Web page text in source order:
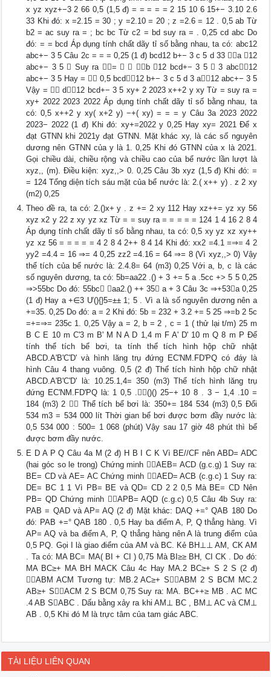
x yz xyz+−3 2 66 0,5 (1,5 đ) = = = = = 2 15 10 6 15+− 3.10 2.6
33 Khi đó: x =2.15 = 30 ; y =2.10 = 20 ; z =2.6 = 12 . 0,5 ab Từ
b2 = ac suy ra = ; bc bc Từ c2 = bd suy ra = . 0,25 cd abc Do
đó: = = bcd Áp dụng tính chất dãy tỉ số bằng nhau, ta có: abc12
abc+− 3 5 Câu 2c = = = 0,25 (1 đ) bcd12 b+− 3 c 5 d 33 a 12
abc+− 3 5  Suy ra =   b 12 bcd+− 3 5  3 abc12
abc+− 3 5 Hay =  0,5 bcd12 b+− 3 c 5 d 3 a12 abc+− 3 5
Vậy =  d12 bcd+− 3 5 xy+ 2 2023 x++2 y xy Từ = suy ra =
xy+ 2022 2023 2022 Áp dụng tính chất dãy tỉ số bằng nhau, ta
có: 0,5 x++2 y xy( x+2 y) −+( xy) = = = y Câu 3a 2023 2022
2023− 2022 (1 đ) Khi đó: xy+=2022 y 0,25 Hay xy= 2021 Để x
đạt GTNN khi 2021y đạt GTNN. Mặt khác xy, là các số nguyên
dương nên GTNN của y là 1. 0,25 Khi đó GTNN của x là 2021.
Gọi chiều dài, chiều rộng và chiều cao của bể nước lần lượt là
xyz,, (m). Điều kiện: xyz,,> 0. 0,25 Câu 3b xyz (1,5 đ) Khi đó: =
= 124 Tổng diện tích sáu mặt của bể nước là: 2.( x++ y) . z 2 xy
(m2) 0,25
Theo đề ra, ta có: 2.()x+ y . z += 2 xy 112 Hay xz++= yz xy 56
xyz x2 y 22 z xy yz xz Từ = = suy ra = = = = = 124 1 4 16 2 8 4
Áp dụng tính chất dãy tỉ số bằng nhau, ta có: 0,5 xy yz xz xy++
yz xz 56 = = = = = 4 2 8 4 2++ 8 4 14 Khi đó: xx2 =4.1 =⇒= 4 2
yy2 =4.4 = 16 ⇒= 4 0,25 zz2 =4.16 = 64 ⇒= 8 (Vì xyz,,> 0) Vậy
thể tích của bể nước là: 2.4.8= 64 (m3) 0,25 Với a, b, c là các
số nguyên dương, ta có: 5b=aa22 .() + 3 += 5 a .5cc +> 5 5 0,25
⇒>55bc Do đó: 55bc ⇒aa2.() ++ 35 a + 3 Câu 3c ⇒+53a 0,25
(1 đ) Hay a +∈3 Ư(){}5=±± 1; 5 . Vì a là số nguyên dương nên a
+=35. 0,25 Do đó: a = 2 Khi đó: 5b = 232 + 3.2 += 5 25 ⇒=b 2 5c
=+=⇒= 235c 1. 0,25 Vậy a = 2, b = 2 , c = 1 ( thử lại t/m) 25 m
B C E 10 m C'3 m B' M N A D 1,4 m F A' D' 10 m Q 8 m P Để
tính thể tích bể bơi, ta tính thể tích hình hộp chữ nhật
ABCD.A'B'C'D' và hình lăng trụ đứng EC'NM.FD'PQ có đáy là
hình Câu 4 thang vuông. 0,5 (2 đ) Thể tích hình hộp chữ nhật
ABCD.A'B'C'D' là: 10.25.1,4= 350 (m3) Thể tích hình lăng trụ
đứng EC'NM.FD'PQ là: 1 0,5 .()() 25−+ 10 8 . 3 − 1,4 .10 =
184 (m3) 2  Thể tích bể bơi là: 350+= 184 534 (m3) 0,5 Đổi
534 m3 = 534 000 lít Thời gian bể bơi được bơm đầy nước là:
0,5 534 000 : 500= 1 068 (phút) Vậy sau 17 giờ 48 phút thì bể
được bơm đầy nước.
E D A P Q Câu 4a M (2 đ) H B I C K Vì BE//CF nên ABD= ADC
(hai góc so le trong) Chứng minh AEB= ACD (g.c.g) 1 Suy ra:
BE= CD và AE= AC Chứng minh AED= ACB (c.g.c) 1 Suy ra:
DE= BC 1 1 Vì PB= BE và QD= CD 2 2 0,5 Mà BE= CD Nên
PB= QD Chứng minh APB= AQD (c.g.c) 0,5 Câu 4b Suy ra:
PAB = QAD và AP= AQ (2 đ) Mặt khác: DAQ +=° QAB 180 Do
đó: PAB +=° QAB 180 . 0,5 Hay ba điểm A, P, Q thẳng hàng. Vì
AP= AQ và ba điểm A, P, Q thẳng hàng nên A là trung điểm của
0,5 PQ. Gọi I là giao điểm của AM và BC. Kẻ BH⊥⊥ AM, CK AM
. Ta có: MA BC= MA( BI + CI ) 0,75 Mà BI≥≥ BH, CI CK . Do đó:
MA BC≥+ MA BH MACK Câu 4c Hay MA.2 BC≥+ S 2 S (2 đ)
ABM ACM Tương tự: MB.2 AC≥+ SABM 2 S BCM MC.2
AB≥+ SACM 2 S BCM 0,75 Suy ra: MA. BC++≥ MB . AC MC
.4 AB SABC . Dấu bằng xảy ra khi AM⊥ BC , BM⊥ AC và CM⊥
AB . 0,5 Khi đó M là trực tâm của tam giác ABC.
TÀI LIỆU LIÊN QUAN